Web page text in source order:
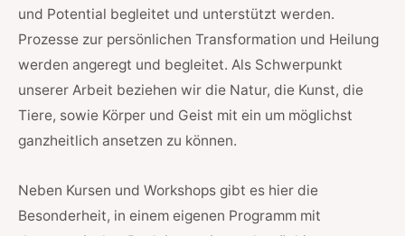
und Potential begleitet und unterstützt werden.
Prozesse zur persönlichen Transformation und Heilung
werden angeregt und begleitet. Als Schwerpunkt
unserer Arbeit beziehen wir die Natur, die Kunst, die
Tiere, sowie Körper und Geist mit ein um möglichst
ganzheitlich ansetzen zu können.
Neben Kursen und Workshops gibt es hier die
Besonderheit, in einem eigenen Programm mit